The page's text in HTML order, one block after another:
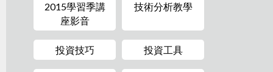
2015學習季講
座影音
技術分析教學
投資技巧 投資工具